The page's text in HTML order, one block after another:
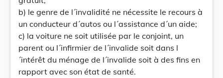
b) le genre de l´invalidité ne nécessite le recours à
un conducteur d´autos ou l´assistance d´un aide;
c) la voiture ne soit utilisée par le conjoint, un
parent ou l´infirmier de l´invalide soit dans l
´intérêt du ménage de l´invalide soit à des fins en
rapport avec son état de santé.